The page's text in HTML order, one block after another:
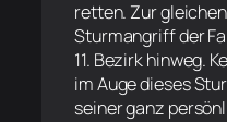
retten. Zur
Sturmangriff der
11. Bezirk hinweg.
im Auge dieses
seiner ganz